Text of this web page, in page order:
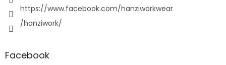
https://www.facebook.com/hanziworkwear
/hanziwork/
Facebook